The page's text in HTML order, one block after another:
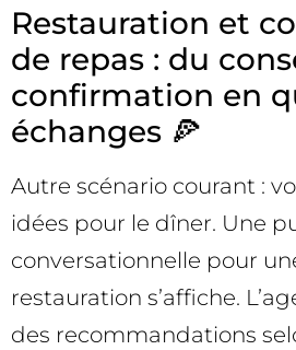
Restauration et
de repas : du
confirmation en
échanges 🍕
Autre scénario courant :
idées pour le dîner. Une
conversationnelle pour
restauration s’affiche.
des recommandations